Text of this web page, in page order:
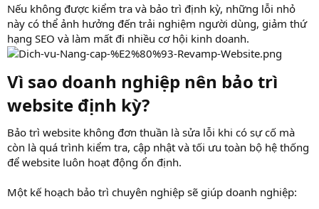
Nếu không được kiểm tra và bảo trì định kỳ, những lỗi nhỏ
này có thể ảnh hưởng đến trải nghiệm người dùng, giảm thứ
hạng SEO và làm mất đi nhiều cơ hội kinh doanh.
Vì sao doanh nghiệp nên bảo trì
website định kỳ?​
Bảo trì website không đơn thuần là sửa lỗi khi có sự cố mà
còn là quá trình kiểm tra, cập nhật và tối ưu toàn bộ hệ thống
để website luôn hoạt động ổn định.
Một kế hoạch bảo trì chuyên nghiệp sẽ giúp doanh nghiệp: